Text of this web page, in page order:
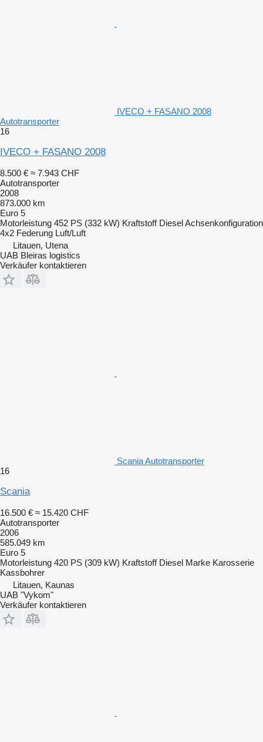
IVECO + FASANO 2008
Autotransporter
16
IVECO + FASANO 2008
8.500 € ≈ 7.943 CHF
Autotransporter
2008
873.000 km
Euro 5
Motorleistung 452 PS (332 kW) Kraftstoff DieselAchsenkonfiguration
4x2 Federung Luft/Luft
Litauen, Utena
UAB Bleiras logistics
Verkäufer kontaktieren
Scania Autotransporter
16
Scania
16.500 € ≈ 15.420 CHF
Autotransporter
2006
585.049 km
Euro 5
Motorleistung 420 PS (309 kW) Kraftstoff Diesel Marke Karosserie
Kassbohrer
Litauen, Kaunas
UAB "Vykom"
Verkäufer kontaktieren